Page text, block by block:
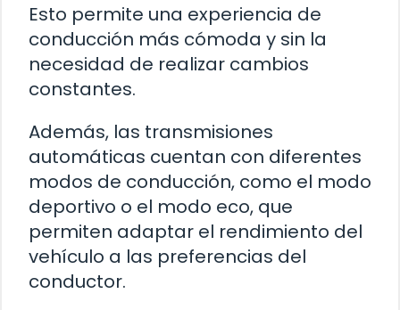
Esto permite una experiencia de
conducción más cómoda y sin la
necesidad de realizar cambios
constantes.
Además, las transmisiones
automáticas cuentan con diferentes
modos de conducción, como el modo
deportivo o el modo eco, que
permiten adaptar el rendimiento del
vehículo a las preferencias del
conductor.